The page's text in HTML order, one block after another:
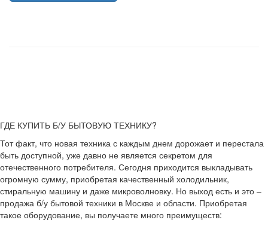
ГДЕ КУПИТЬ Б/У БЫТОВУЮ ТЕХНИКУ?
Тот факт, что новая техника с каждым днем дорожает и перестала
быть доступной, уже давно не является секретом для
отечественного потребителя. Сегодня приходится выкладывать
огромную сумму, приобретая качественный холодильник,
стиральную машину и даже микроволновку. Но выход есть и это –
продажа б/у бытовой техники в Москве и области. Приобретая
такое оборудование, вы получаете много преимуществ: